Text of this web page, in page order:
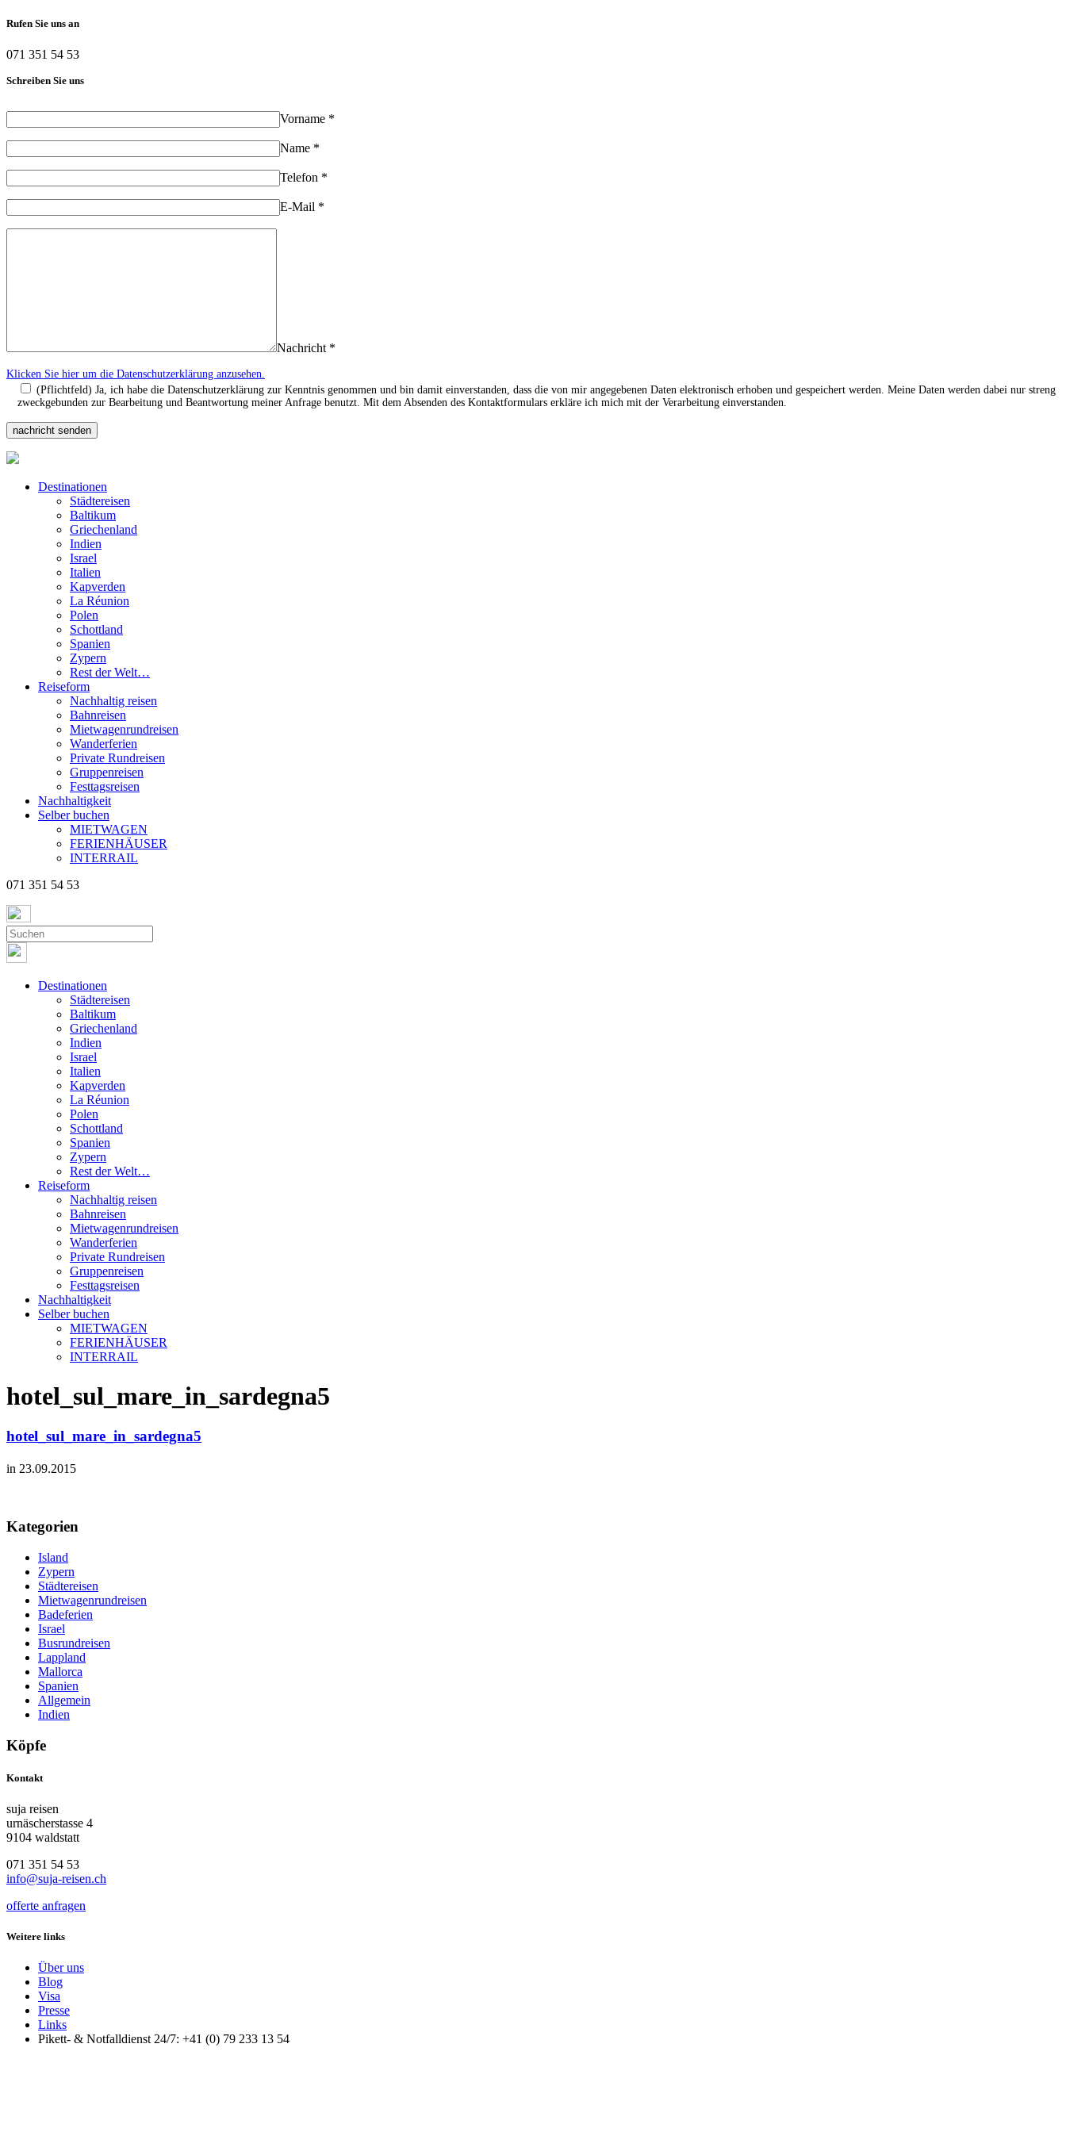
Rufen Sie uns an
071 351 54 53
Schreiben Sie uns
Vorname *
Name *
Telefon *
E-Mail *
Nachricht *
Klicken Sie hier um die Datenschutzerklärung anzusehen.
(Pflichtfeld) Ja, ich habe die Datenschutzerklärung zur Kenntnis genommen und bin damit einverstanden, dass die von mir angegebenen Daten elektronisch erhoben und gespeichert werden. Meine Daten werden dabei nur streng
zweckgebunden zur Bearbeitung und Beantwortung meiner Anfrage benutzt. Mit dem Absenden des Kontaktformulars erkläre ich mich mit der Verarbeitung einverstanden.
Destinationen
Städtereisen
Baltikum
Griechenland
Indien
Israel
Italien
Kapverden
La Réunion
Polen
Schottland
Spanien
Zypern
Rest der Welt…
Reiseform
Nachhaltig reisen
Bahnreisen
Mietwagenrundreisen
Wanderferien
Private Rundreisen
Gruppenreisen
Festtagsreisen
Nachhaltigkeit
Selber buchen
MIETWAGEN
FERIENHÄUSER
INTERRAIL
071 351 54 53
Destinationen
Städtereisen
Baltikum
Griechenland
Indien
Israel
Italien
Kapverden
La Réunion
Polen
Schottland
Spanien
Zypern
Rest der Welt…
Reiseform
Nachhaltig reisen
Bahnreisen
Mietwagenrundreisen
Wanderferien
Private Rundreisen
Gruppenreisen
Festtagsreisen
Nachhaltigkeit
Selber buchen
MIETWAGEN
FERIENHÄUSER
INTERRAIL
hotel_sul_mare_in_sardegna5
hotel_sul_mare_in_sardegna5
in 23.09.2015
Kategorien
Island
Zypern
Städtereisen
Mietwagenrundreisen
Badeferien
Israel
Busrundreisen
Lappland
Mallorca
Spanien
Allgemein
Indien
Köpfe
Kontakt
suja reisen
urnäscherstasse 4
9104 waldstatt
071 351 54 53
info@suja-reisen.ch
offerte anfragen
Weitere links
Über uns
Blog
Visa
Presse
Links
Pikett- & Notfalldienst 24/7: +41 (0) 79 233 13 54